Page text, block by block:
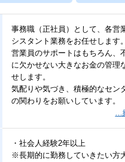
事務職（正社員）として、各営
シスタント業務をお任せします。
営業員のサポートはもちろん、
に欠かせない大きなお金の管理
せします。
気配りや気づき、積極的なセン
の関わりをお願いしています。
…
・社会人経験2年以上
※長期的に勤務していきたい方